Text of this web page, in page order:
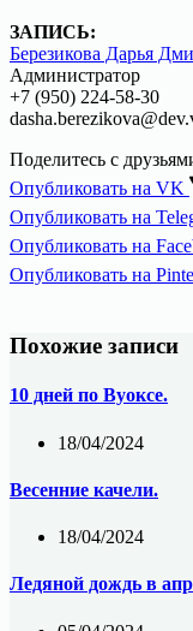
ЗАПИСЬ:
Березикова Дарья
Администратор
+7 (950) 224-58-30
Поделитесь с
Опубликовать на VK
Опубликовать на
Опубликовать на
Опубликовать на
Похожие записи
10 дней по Вуоксе.
18/04/2024
Весенние качели.
18/04/2024
Ледяной дождь в